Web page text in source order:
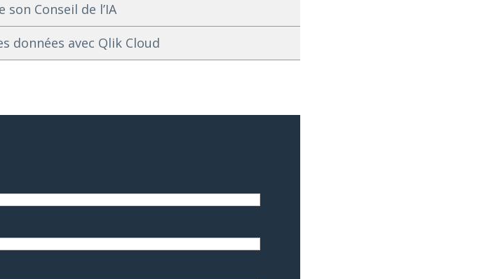
son Conseil de l’IA
données avec Qlik Cloud